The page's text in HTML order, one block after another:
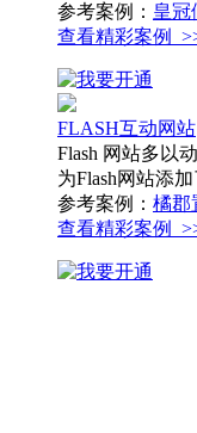
参考案例： 皇冠
查看精彩案例
FLASH互动网站
Flash 网站多以
为Flash网站添
参考案例： 橘郡
查看精彩案例